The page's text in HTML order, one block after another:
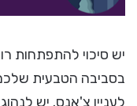
יש סיכוי להתפתחות
בסביבה הטבעית
לעניין צ'אנס. יש